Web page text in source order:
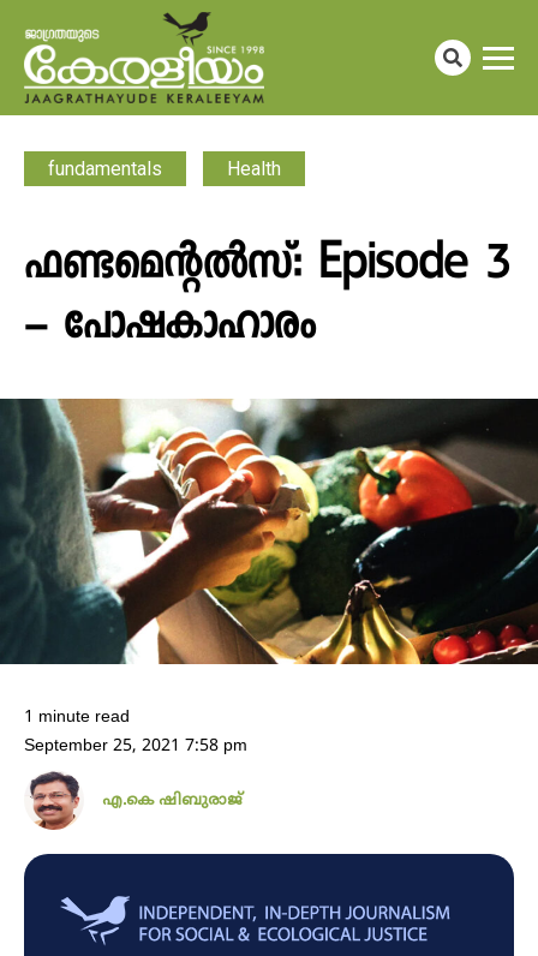
fundamentals Health
ഫണ്ടമെന്റൽസ്: Episode 3
– പോഷകാഹാരം
1 minute read
September 25, 2021 7:58 pm
എ.കെ ഷിബുരാജ്